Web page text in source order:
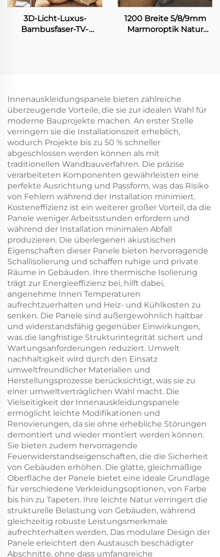
3D-Licht-Luxus-
Bambusfaser-TV-
anderes Paneel
1200 Breite 5/8/9mm
Marmoroptik Natur
Innenauskleidungspanele bieten zahlreiche
überzeugende Vorteile, die sie zur idealen Wahl für
moderne Bauprojekte machen. An erster Stelle
verringern sie die Installationszeit erheblich,
wodurch Projekte bis zu 50 % schneller
abgeschlossen werden können als mit
traditionellen Wandbauverfahren. Die präzise
verarbeiteten Komponenten gewährleisten eine
perfekte Ausrichtung und Passform, was das Risiko
von Fehlern während der Installation minimiert.
Kosteneffizienz ist ein weiterer großer Vorteil, da die
Panele weniger Arbeitsstunden erfordern und
während der Installation minimalen Abfall
produzieren. Die überlegenen akustischen
Eigenschaften dieser Panele bieten hervorragende
Schallisolierung und schaffen ruhige und private
Räume in Gebäuden. Ihre thermische Isolierung
trägt zur Energieeffizienz bei, hilft dabei,
angenehme Innen Temperaturen
aufrechtzuerhalten und Heiz- und Kühlkosten zu
senken. Die Panele sind außergewöhnlich haltbar
und widerstandsfähig gegenüber Einwirkungen,
was die langfristige Strukturintegrität sichert und
Wartungsanforderungen reduziert. Umwelt
nachhaltigkeit wird durch den Einsatz
umweltfreundlicher Materialien und
Herstellungsprozesse berücksichtigt, was sie zu
einer umweltverträglichen Wahl macht. Die
Vielseitigkeit der Innenauskleidungspanele
ermöglicht leichte Modifikationen und
Renovierungen, da sie ohne erhebliche Störungen
demontiert und wieder montiert werden können.
Sie bieten zudem hervorragende
Feuerwiderstandseigenschaften, die die Sicherheit
von Gebäuden erhöhen. Die glatte, gleichmäßige
Oberfläche der Panele bietet eine ideale Grundlage
für verschiedene Verkleidungsoptionen, von Farbe
bis hin zu Tapeten. Ihre leichte Natur verringert die
strukturelle Belastung von Gebäuden, während
gleichzeitig robuste Leistungsmerkmale
aufrechterhalten werden. Das modulare Design der
Panele erleichtert den Austausch beschädigter
Abschnitte, ohne dass umfangreiche